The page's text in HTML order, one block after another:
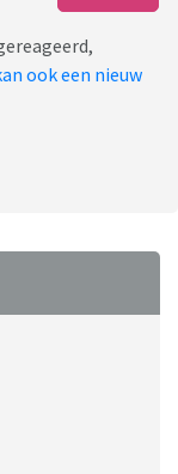
ook een nieuw